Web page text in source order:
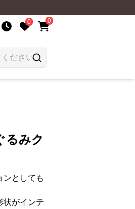
0 0
るみク
ンとしても
状がインテ